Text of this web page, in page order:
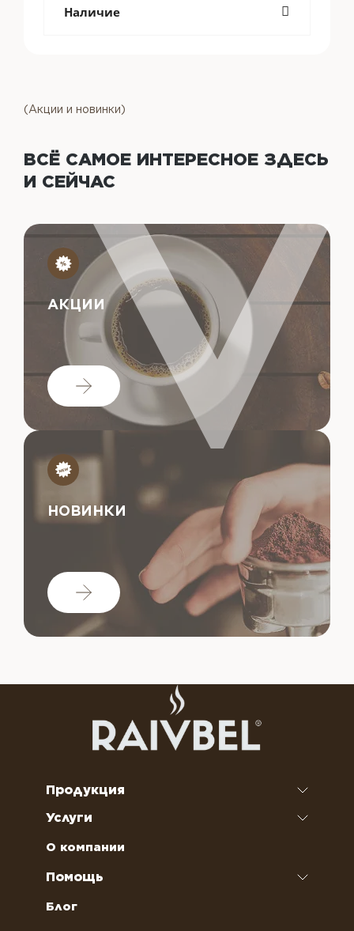
Наличие
(Акции и новинки)
ВСЁ САМОЕ ИНТЕРЕСНОЕ ЗДЕСЬ
И СЕЙЧАС
АКЦИИ
НОВИНКИ
Продукция
Кофе
Чай
Наполнители для вендинговых автоматов
Кофейное оборудование
Услуги
Аренда кофемашин
Ремонт кофемашин и кофеварок
Обслуживание профессиональных
О компании
Помощь
Как оформить заказ
Блог